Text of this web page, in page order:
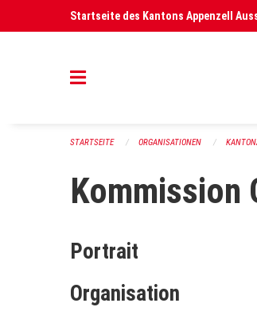
Navigation überspringenStartseite des Kantons Appenzell
STARTSEITE ORGANISATIONEN
Kommission
Portrait
Organisation